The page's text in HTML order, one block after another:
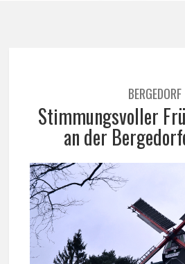
BERGEDORF
Stimmungsvoller
an der